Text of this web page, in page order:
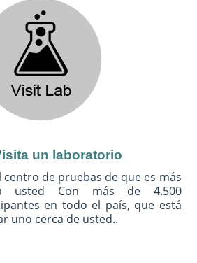
un laboratorio
centro de pruebas de que es más
usted Con más de 4.500
en todo el país, que está
uno cerca de usted..